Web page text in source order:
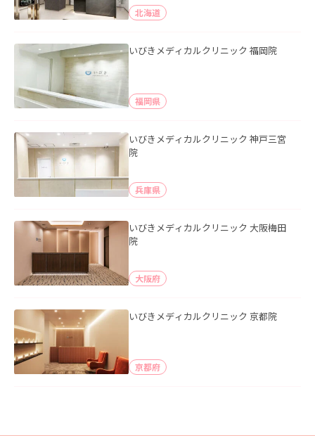
北海道
いびきメディカルクリニック 福岡院
福岡県
いびきメディカルクリニック 神戸三宮
院
兵庫県
いびきメディカルクリニック 大阪梅田
院
大阪府
いびきメディカルクリニック 京都院
京都府